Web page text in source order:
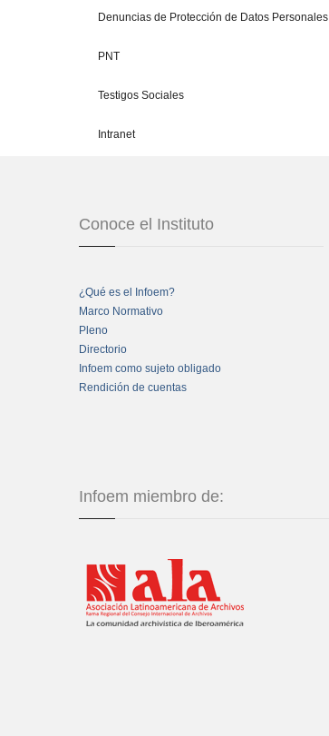
Denuncias de Protección de Datos Personales
PNT
Testigos Sociales
Intranet
Conoce el Instituto
¿Qué es el Infoem?
Marco Normativo
Pleno
Directorio
Infoem como sujeto obligado
Rendición de cuentas
Infoem miembro de: